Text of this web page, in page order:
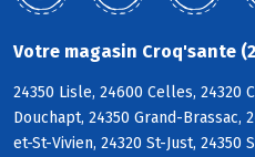
Votre magasin Croq'sante
24350 Lisle, 24600 Celles, 24320
Douchapt, 24350 Grand-Brassac,
et-St-Vivien, 24320 St-Just, 24350